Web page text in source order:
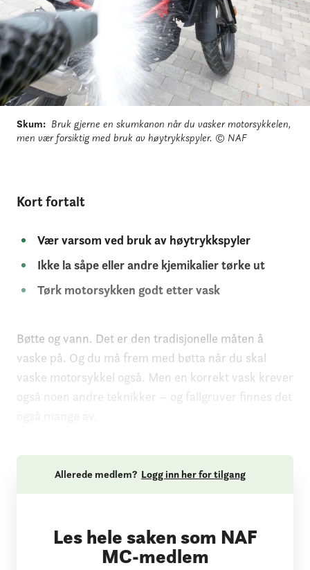
Skum: Bruk gjerne en skumkanon når du vasker motorsykkelen,
men vær forsiktig med bruk av høytrykkspyler. © NAF
Kort fortalt
Vær varsom ved bruk av høytrykkspyler
Ikke la såpe eller andre kjemikalier tørke ut
Tørk motorsykken godt etter vask
Bøtte og vann. Det er den tradisjonelle måten å
vaske på. Og du må frem med bøtta når du skal
vaske motorsykkel også. Men en korrekt vask krever
også noen andre teknikker – og fallgruver finnes det
Allerede medlem? Logg inn her for tilgang
Les hele saken som NAF
MC-medlem